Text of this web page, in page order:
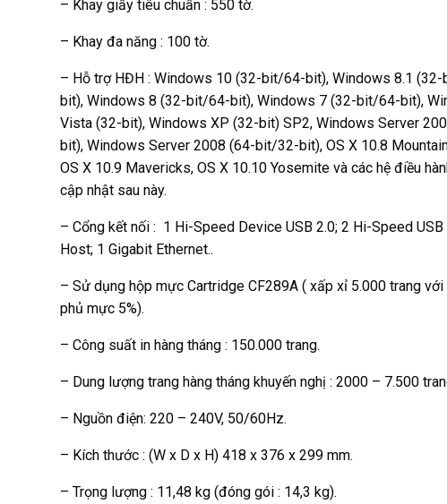
– Khay giấy tiêu chuẩn : 550 tờ.
– Khay đa năng : 100 tờ.
– Hỗ trợ HĐH : Windows 10 (32-bit/64-bit), Windows 8.1
bit), Windows 8 (32-bit/64-bit), Windows 7 (32-bit/64-bit),
Vista (32-bit), Windows XP (32-bit) SP2, Windows Server
bit), Windows Server 2008 (64-bit/32-bit), OS X 10.8
OS X 10.9 Mavericks, OS X 10.10 Yosemite và các hệ điều
cập nhật sau này.
– Cổng kết nối : 1 Hi-Speed Device USB 2.0; 2 Hi-Speed USB
Host; 1 Gigabit Ethernet..
– Sử dụng hộp mực Cartridge CF289A ( xấp xỉ 5.000 trang
phủ mực 5%).
– Công suất in hàng tháng : 150.000 trang.
– Dung lượng trang hàng tháng khuyến nghị : 2000 – 7.500
– Nguồn điện: 220 – 240V, 50/60Hz.
– Kích thước : (W x D x H) 418 x 376 x 299 mm.
– Trọng lượng : 11,48 kg (đóng gói : 14,3 kg).